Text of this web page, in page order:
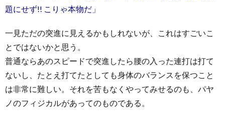
題にせず!! こりゃ本物だ」
一見ただの突進に見えるかもしれないが、これはすごいこ
とではないかと思う。
普通ならあのスピードで突進したら腰の入った連打は打て
ないし、たとえ打てたとしても身体のバランスを保つこと
は非常に難しい。それを苦もなくやってみせるのも、パヤ
ノのフィジカルがあってのものである。